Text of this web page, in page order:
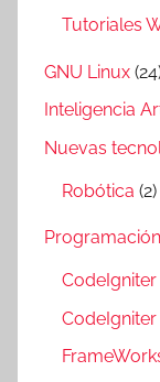
Tutoriales
GNU Linux
Inteligencia
Nuevas
Robótica (2)
Programación
CodeIgniter
CodeIgniter